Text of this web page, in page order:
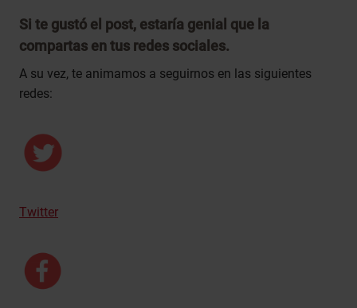
Si te gustó el post, estaría genial que la
compartas en tus redes sociales.
A su vez, te animamos a seguirnos en las siguientes
redes:
Twitter